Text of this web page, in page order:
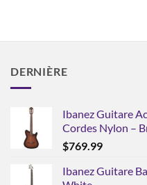
DERNIÈRE
Ibanez Guitare
Cordes Nylon –
$769.99
Ibanez Guitare